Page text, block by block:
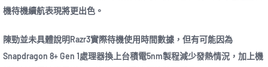
機待機續航表現將更出色。
陳勁並未具體說明Razr3實際待機使用時間數據，但有可能因為
Snapdragon 8+ Gen 1處理器換上台積電5nm製程減少發熱情況，加上機